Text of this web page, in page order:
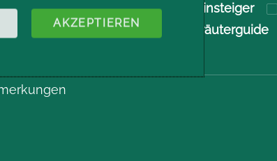
2027 Wildkräuter für Einsteiger
für Fortgeschrittene
Wildkräuterguide
AKZEPTIEREN